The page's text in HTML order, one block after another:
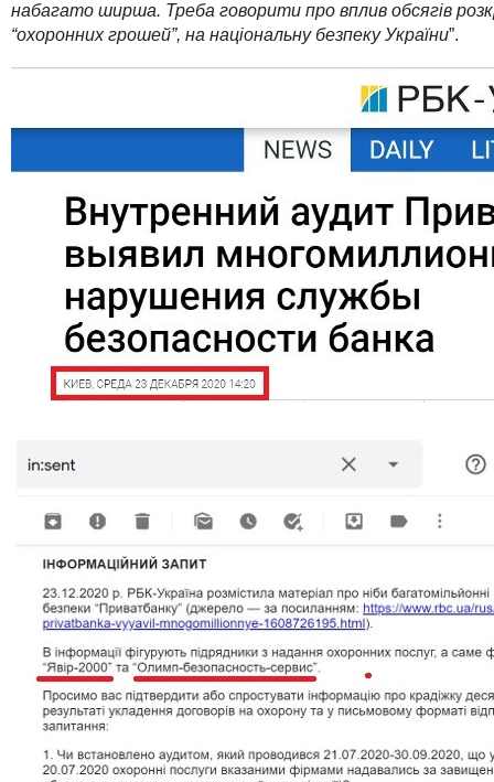
набагато ширша. Треба говорити про вплив обсягів
“охоронних грошей”, на національну безпеку України”.